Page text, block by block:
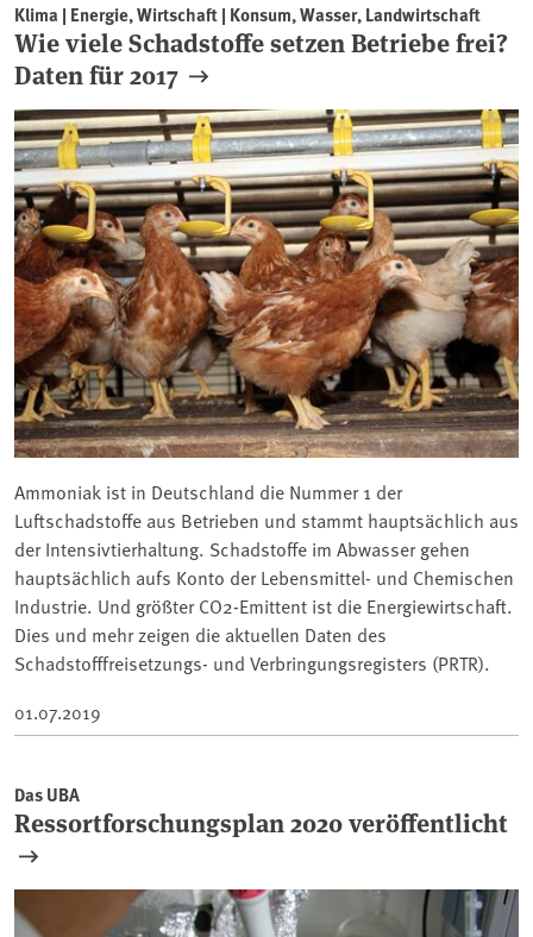
Klima | Energie, Wirtschaft | Konsum, Wasser, Landwirtschaft
Wie viele Schadstoffe setzen Betriebe frei?
Daten für 2017
Ammoniak ist in Deutschland die Nummer 1 der
Luftschadstoffe aus Betrieben und stammt hauptsächlich aus
der Intensivtierhaltung. Schadstoffe im Abwasser gehen
hauptsächlich aufs Konto der Lebensmittel- und Chemischen
Industrie. Und größter CO2-Emittent ist die Energiewirtschaft.
Dies und mehr zeigen die aktuellen Daten des
Schadstofffreisetzungs- und Verbringungsregisters (PRTR).
01.07.2019
Das UBA
Ressortforschungsplan 2020 veröffentlicht